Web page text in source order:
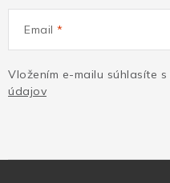
Email
Vložením e-mailu súhlasíte s
údajov